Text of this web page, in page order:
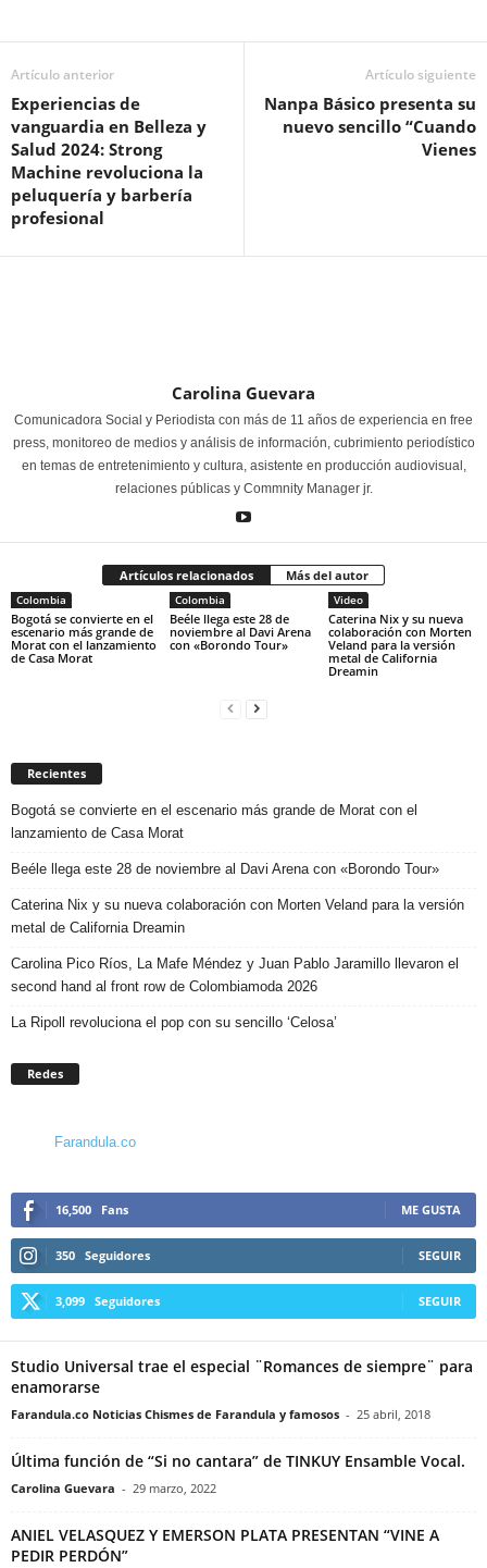
Artículo anterior
Experiencias de
vanguardia en Belleza y
Salud 2024: Strong
Machine revoluciona la
peluquería y barbería
profesional
Artículo siguiente
Nanpa Básico presenta su
nuevo sencillo “Cuando
Vienes
Carolina Guevara
Comunicadora Social y Periodista con más de 11 años de experiencia en free
press, monitoreo de medios y análisis de información, cubrimiento periodístico
en temas de entretenimiento y cultura, asistente en producción audiovisual,
relaciones públicas y Commnity Manager jr.
Artículos relacionados Más del autor
Colombia
Bogotá se convierte en el
escenario más grande de
Morat con el lanzamiento
de Casa Morat
Colombia
Beéle llega este 28 de
noviembre al Davi Arena
con «Borondo Tour»
Video
Caterina Nix y su nueva
colaboración con Morten
Veland para la versión
metal de California
Dreamin
Recientes
Bogotá se convierte en el escenario más grande de Morat con el
lanzamiento de Casa Morat
Beéle llega este 28 de noviembre al Davi Arena con «Borondo Tour»
Caterina Nix y su nueva colaboración con Morten Veland para la versión
metal de California Dreamin
Carolina Pico Ríos, La Mafe Méndez y Juan Pablo Jaramillo llevaron el
second hand al front row de Colombiamoda 2026
La Ripoll revoluciona el pop con su sencillo ‘Celosa’
Redes
Farandula.co
16,500 Fans ME GUSTA
350 Seguidores SEGUIR
3,099 Seguidores SEGUIR
Studio Universal trae el especial ¨Romances de siempre¨ para
enamorarse
Farandula.co Noticias Chismes de Farandula y famosos - 25 abril, 2018
Última función de “Si no cantara” de TINKUY Ensamble Vocal.
Carolina Guevara - 29 marzo, 2022
ANIEL VELASQUEZ Y EMERSON PLATA PRESENTAN “VINE A
PEDIR PERDÓN”